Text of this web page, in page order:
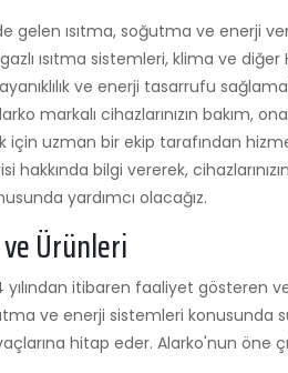
gelen ısıtma, soğutma ve enerji
ısıtma sistemleri, klima ve diğer
ve enerji tasarrufu
markalı cihazlarınızın bakım,
için uzman bir ekip tarafından
hakkında bilgi vererek,
yardımcı olacağız.
Ürünleri
yılından itibaren faaliyet gösteren
ve enerji sistemleri konusunda
hitap eder. Alarko'nun öne